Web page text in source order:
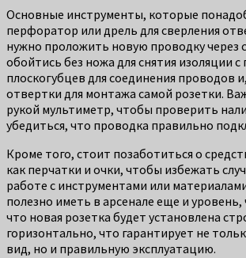
Основные инструменты, которые
перфоратор или дрель для сверления
нужно проложить новую проводку через
обойтись без ножа для снятия изоляции
плоскогубцев для соединения проводов
отвертки для монтажа самой розетки.
рукой мультиметр, чтобы проверить
убедиться, что проводка правильно
Кроме того, стоит позаботиться о
как перчатки и очки, чтобы избежать
работе с инструментами или
полезно иметь в арсенале еще и
что новая розетка будет установлена
горизонтально, что гарантирует не
вид, но и правильную эксплуатацию.